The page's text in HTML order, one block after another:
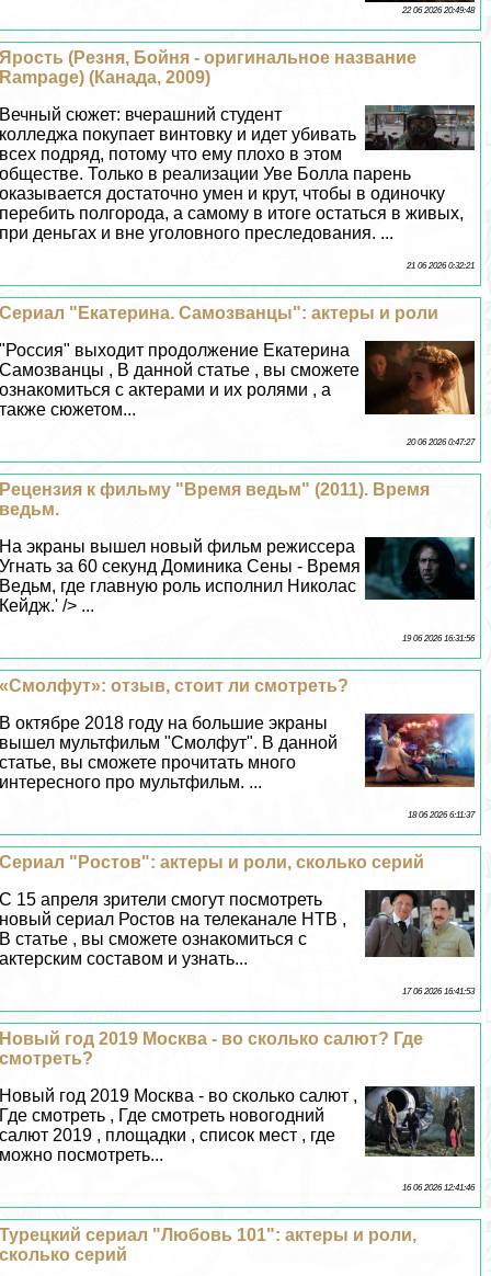
22 06 2026 20:49:48
Ярость (Резня, Бойня - оригинальное название
Rampage) (Канада, 2009)
Вечный сюжет: вчерашний студент
колледжа покупает винтовку и идет убивать
всех подряд, потому что ему плохо в этом
обществе. Только в реализации Уве Болла парень
оказывается достаточно умен и крут, чтобы в одиночку
перебить полгорода, а самому в итоге остаться в живых,
при деньгах и вне уголовного преследования. ...
21 06 2026 0:32:21
Сериал "Екатерина. Самозванцы": актеры и роли
"Россия" выходит продолжение Екатерина
Самозванцы , В данной статье , вы сможете
ознакомиться с актерами и их ролями , а
также сюжетом...
20 06 2026 0:47:27
Рецензия к фильму "Время ведьм" (2011). Время
ведьм.
На экраны вышел новый фильм режиссера
Угнать за 60 секунд Доминика Сены - Время
Ведьм, где главную роль исполнил Николас
Кейдж.' /> ...
19 06 2026 16:31:56
«Смолфут»: отзыв, стоит ли смотреть?
В октябре 2018 году на большие экраны
вышел мультфильм "Смолфут". В данной
статье, вы сможете прочитать много
интересного про мультфильм. ...
18 06 2026 6:11:37
Сериал "Ростов": актеры и роли, сколько серий
C 15 апреля зрители смогут посмотреть
новый сериал Ростов на телеканале НТВ ,
В статье , вы сможете ознакомиться с
актерским составом и узнать...
17 06 2026 16:41:53
Новый год 2019 Москва - во сколько салют? Где
смотреть?
Новый год 2019 Москва - во сколько салют ,
Где смотреть , Где смотреть новогодний
салют 2019 , площадки , список мест , где
можно посмотреть...
16 06 2026 12:41:46
Турецкий сериал "Любовь 101": актеры и роли,
сколько серий